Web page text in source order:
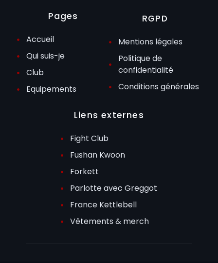
Pages
Accueil
Qui suis-je
Club
Equipements
RGPD
Mentions légales
Politique de
confidentialité
Conditions générales
Liens externes
Fight Club
Fushan Kwoon
Forkett
Parlotte avec Greggot
France Kettlebell
Vêtements & merch